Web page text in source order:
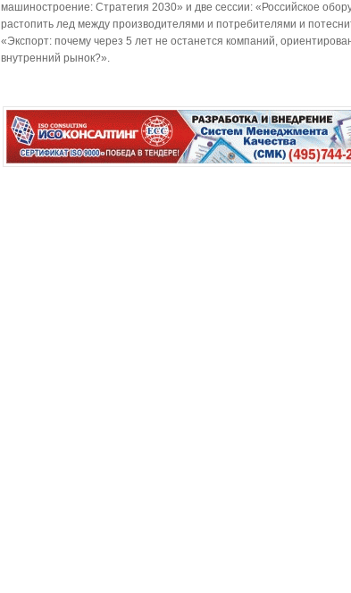
машиностроение: Стратегия 2030» и две сессии: «Российское
растопить лед между производителями и потребителями и
«Экспорт: почему через 5 лет не останется компаний,
внутренний рынок?».